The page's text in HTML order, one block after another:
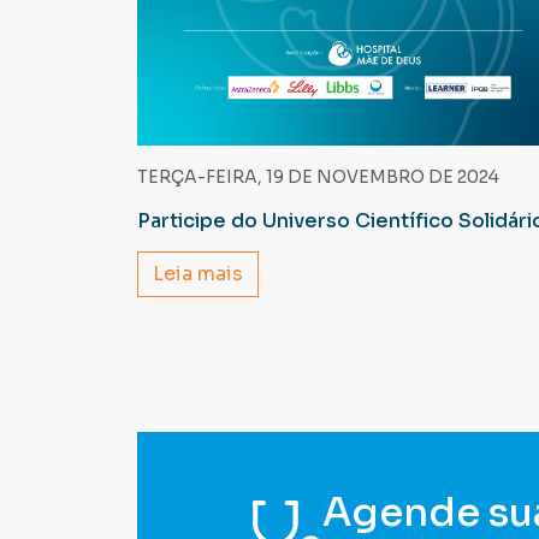
TERÇA-FEIRA, 19 DE NOVEMBRO DE 2024
Participe do Universo Científico
Leia mais
Agende